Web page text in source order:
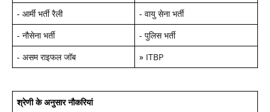
- आर्मी भर्ती रैली - वायु सेना भर्ती
- नौसेना भर्ती - पुलिस भर्ती
- असम राइफल जॉब » ITBP
श्रेणी के अनुसार नौकरियां